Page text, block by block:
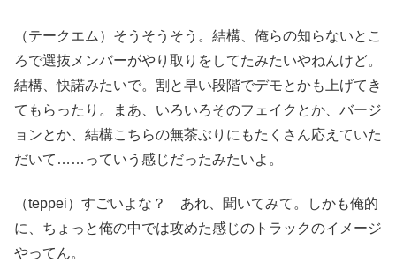
（テークエム）そうそうそう。結構、俺らの知らないとこ
ろで選抜メンバーがやり取りをしてたみたいやねんけど。
結構、快諾みたいで。割と早い段階でデモとかも上げてき
てもらったり。まあ、いろいろそのフェイクとか、バージ
ョンとか、結構こちらの無茶ぶりにもたくさん応えていた
だいて……っていう感じだったみたいよ。
（teppei）すごいよな？ あれ、聞いてみて。しかも俺的
に、ちょっと俺の中では攻めた感じのトラックのイメージ
やってん。